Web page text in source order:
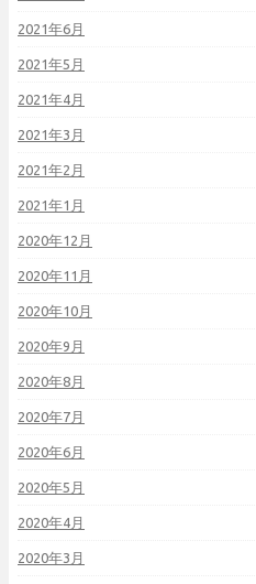
2021年6月
2021年5月
2021年4月
2021年3月
2021年2月
2021年1月
2020年12月
2020年11月
2020年10月
2020年9月
2020年8月
2020年7月
2020年6月
2020年5月
2020年4月
2020年3月